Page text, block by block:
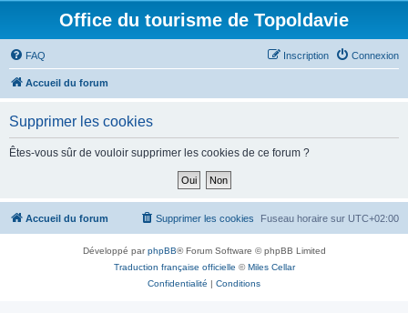
Office du tourisme de Topoldavie
FAQ Connexion
Inscription
Accueil du forum
Supprimer les cookies
Êtes-vous sûr de vouloir supprimer les cookies de ce forum ?
Accueil du forum Fuseau horaire sur UTC+02:00
Supprimer les cookies
Développé parphpBB® Forum Software © phpBB Limited
Traduction française officielle ©Miles Cellar
Confidentialité | Conditions